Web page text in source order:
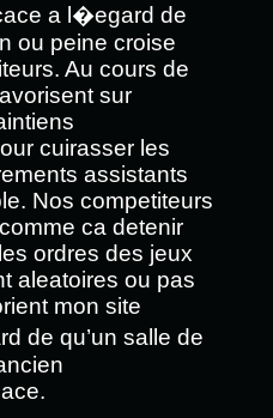
a l�egard de
ou peine croise
Au cours de
sur
cuirasser les
assistants
Nos competiteurs
ca detenir
ordres des jeux
aleatoires ou pas
mon site
de qu’un salle de